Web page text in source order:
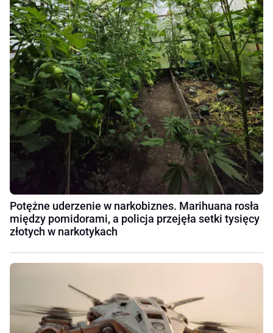
Potężne uderzenie w narkobiznes. Marihuana rosła
między pomidorami, a policja przejęła setki tysięcy
złotych w narkotykach